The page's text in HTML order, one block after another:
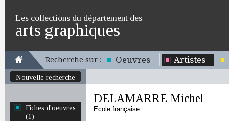
Les collections du département des
arts graphiques
Recherche sur : Oeuvres Artistes
Nouvelle recherche
Fiches d'oeuvres
(1)
DELAMARRE Michel
Ecole française